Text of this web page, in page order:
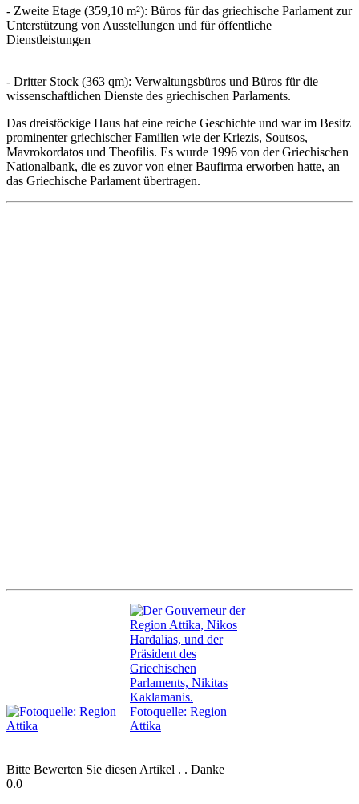
- Zweite Etage (359,10 m²): Büros für das griechische Parlament zur
Unterstützung von Ausstellungen und für öffentliche
Dienstleistungen
- Dritter Stock (363 qm): Verwaltungsbüros und Büros für die
wissenschaftlichen Dienste des griechischen Parlaments.
Das dreistöckige Haus hat eine reiche Geschichte und war im Besitz
prominenter griechischer Familien wie der Kriezis, Soutsos,
Mavrokordatos und Theofilis. Es wurde 1996 von der Griechischen
Nationalbank, die es zuvor von einer Baufirma erworben hatte, an
das Griechische Parlament übertragen.
Bitte Bewerten Sie diesen Artikel . . Danke
0.0